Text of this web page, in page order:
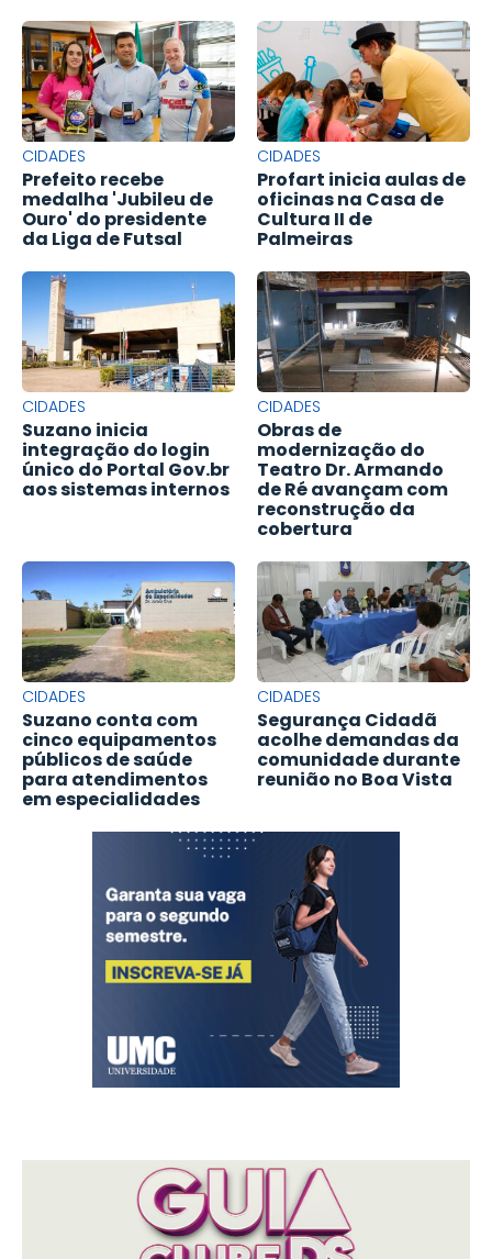
CIDADES
Prefeito recebe
medalha 'Jubileu de
Ouro' do presidente
da Liga de Futsal
CIDADES
Profart inicia aulas de
oficinas na Casa de
Cultura II de
Palmeiras
CIDADES
Suzano inicia
integração do login
único do Portal Gov.br
aos sistemas internos
CIDADES
Obras de
modernização do
Teatro Dr. Armando
de Ré avançam com
reconstrução da
cobertura
CIDADES
Suzano conta com
cinco equipamentos
públicos de saúde
para atendimentos
em especialidades
CIDADES
Segurança Cidadã
acolhe demandas da
comunidade durante
reunião no Boa Vista